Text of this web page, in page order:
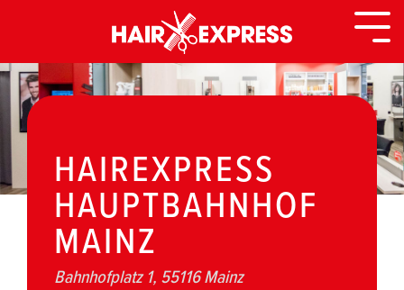
HAIREXPRESS
HAUPTBAHNHOF
MAINZ
Bahnhofplatz 1, 55116 Mainz